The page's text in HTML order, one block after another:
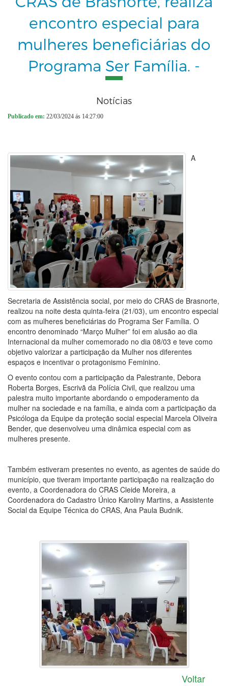
encontro especial para
mulheres beneficiárias do
Programa Ser Família. -
Notícias
Publicado em: 22/03/2024 ás 14:27:00
A
Secretaria de Assistência social, por meio do CRAS de Brasnorte,
realizou na noite desta quinta-feira (21/03), um encontro especial
com as mulheres beneficiárias do Programa Ser Família. O
encontro denominado “Março Mulher” foi em alusão ao dia
Internacional da mulher comemorado no dia 08/03 e teve como
objetivo valorizar a participação da Mulher nos diferentes
espaços e incentivar o protagonismo Feminino.
O evento contou com a participação da Palestrante, Debora
Roberta Borges, Escrivã da Polícia Civil, que realizou uma
palestra muito importante abordando o empoderamento da
mulher na sociedade e na família, e ainda com a participação da
Psicóloga da Equipe da proteção social especial Marcela Oliveira
Bender, que desenvolveu uma dinâmica especial com as
mulheres presente.
Também estiveram presentes no evento, as agentes de saúde do
município, que tiveram importante participação na realização do
evento, a Coordenadora do CRAS Cleide Moreira, a
Coordenadora do Cadastro Único Karoliny Martins, a Assistente
Social da Equipe Técnica do CRAS, Ana Paula Budnik.
Voltar